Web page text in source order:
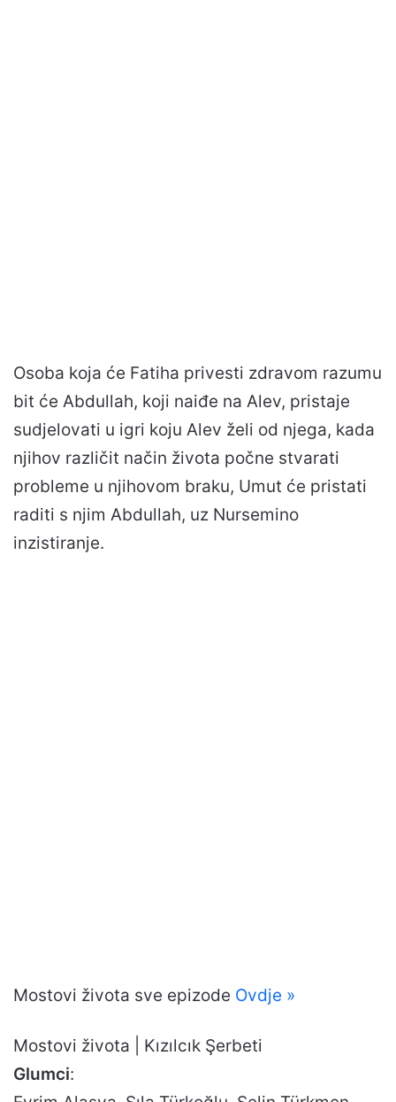
Osoba koja će Fatiha privesti zdravom razumu
bit će Abdullah, koji naiđe na Alev, pristaje
sudjelovati u igri koju Alev želi od njega, kada
njihov različit način života počne stvarati
probleme u njihovom braku, Umut će pristati
raditi s njim Abdullah, uz Nursemino
inzistiranje.
Mostovi života sve epizode Ovdje »
Mostovi života | Kızılcık Şerbeti
Glumci: